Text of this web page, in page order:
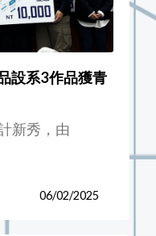
設系3作品獲青
新秀，由
06/02/2025